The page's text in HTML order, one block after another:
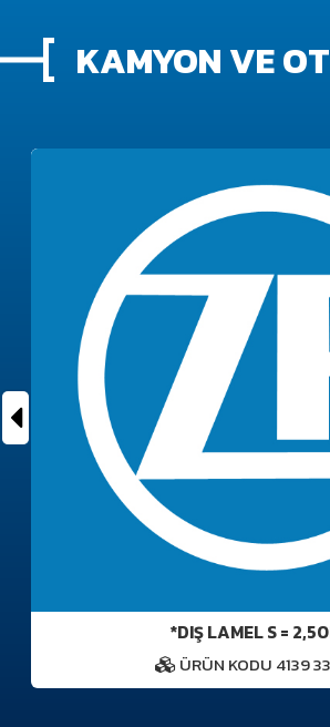
KAMYON VE
*DIŞ LAMEL S =
ÜRÜN KODU 4139